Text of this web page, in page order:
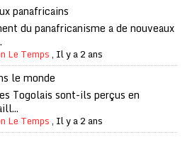
panafricains
du panafricanisme a de nouveaux
Le Temps, Il y a 2 ans
le monde
Togolais sont-ils perçus en
Le Temps, Il y a 2 ans